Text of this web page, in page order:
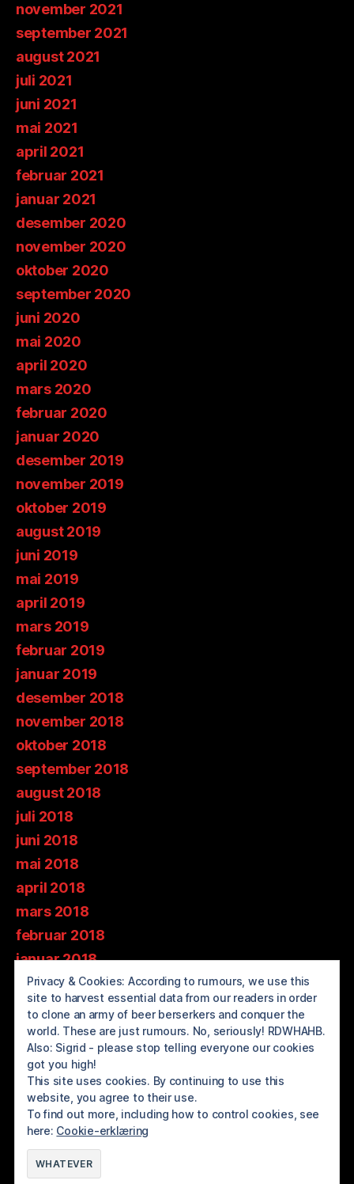
november 2021
september 2021
august 2021
juli 2021
juni 2021
mai 2021
april 2021
februar 2021
januar 2021
desember 2020
november 2020
oktober 2020
september 2020
juni 2020
mai 2020
april 2020
mars 2020
februar 2020
januar 2020
desember 2019
november 2019
oktober 2019
august 2019
juni 2019
mai 2019
april 2019
mars 2019
februar 2019
januar 2019
desember 2018
november 2018
oktober 2018
september 2018
august 2018
juli 2018
juni 2018
mai 2018
april 2018
mars 2018
februar 2018
januar 2018
desember 2017
november 2017
oktober 2017
september 2017
august 2017
juli 2017
© 2026 BREWOLUTION ROGALAND
Privacy & Cookies: According to rumours, we use this
site to harvest essential data from our readers in order
to clone an army of beer berserkers and conquer the
world. These are just rumours. No, seriously! RDWHAHB.
Also: Sigrid - please stop telling everyone our cookies
got you high!
This site uses cookies. By continuing to use this
website, you agree to their use.
To find out more, including how to control cookies, see
here: Cookie-erklæring